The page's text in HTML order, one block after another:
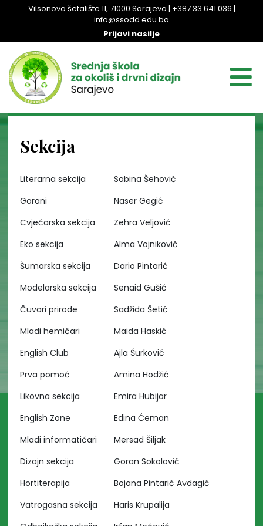
Vilsonovo šetalište 11, 71000 Sarajevo | +387 33 641 036 |
info@ssodd.edu.ba
Prijavi nasilje
Sekcija
Literarna sekcija
Sabina Šehović
Gorani
Naser Gegić
Cvjećarska sekcija
Zehra Veljović
Eko sekcija
Alma Vojniković
Šumarska sekcija
Dario Pintarić
Modelarska sekcija
Senaid Gušić
Čuvari prirode
Sadžida Šetić
Mladi hemičari
Maida Haskić
English Club
Ajla Šurković
Prva pomoć
Amina Hodžić
Likovna sekcija
Emira Hubijar
English Zone
Edina Ćeman
Mladi informatičari Mersad Šiljak
Dizajn sekcija
Goran Sokolović
Hortiterapija
Bojana Pintarić Avdagić
Vatrogasna sekcija Haris Krupalija